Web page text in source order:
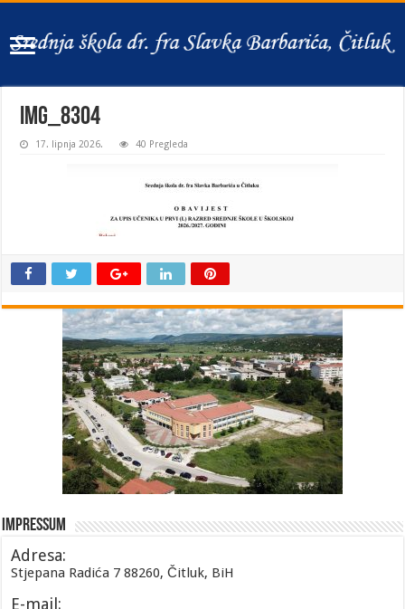
IMG_8304
17. lipnja 2026. 40 Pregleda
Impressum
Adresa:
Stjepana Radića 7 88260, Čitluk, BiH
E-mail: